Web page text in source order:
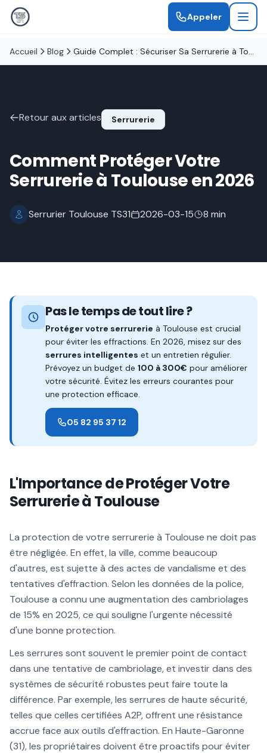
Appeler
Accueil Blog Guide Complet : Sécuriser Sa Serrurerie à Toulouse en 2026
Retour aux articles Serrurerie
Comment Protéger Votre
Serrurerie à Toulouse en 2026
Serrurier Toulouse TS31 2026-03-15 8 min
Pas le temps de tout lire ?
Protéger votre serrurerie à Toulouse est crucial
pour éviter les effractions. En 2026, misez sur des
serrures intelligentes et un entretien régulier.
Prévoyez un budget de 100 à 300€ pour améliorer
votre sécurité. Évitez les erreurs courantes pour
une protection efficace.
05 82 95 37 12
L'Importance de Protéger Votre
Serrurerie à Toulouse
La protection de votre serrurerie à Toulouse ne doit pas
être négligée. En effet, la ville, comme beaucoup
d'autres, est sujette à des actes de vandalisme et des
tentatives d'effraction. Selon les données de la police,
Toulouse a connu une augmentation des cambriolages
de 15% en 2025, ce qui souligne l'urgente nécessité
d'une bonne protection.
Les serrures sont souvent le premier point de contact
dans une tentative de cambriolage, et investir dans des
systèmes de sécurité robustes peut faire toute la
différence. Par exemple, les serrures de haute sécurité,
telles que celles certifiées A2P, offrent une résistance
accrue face aux outils d'effraction. En Haute-Garonne
(31), les propriétaires doivent être proactifs pour éviter